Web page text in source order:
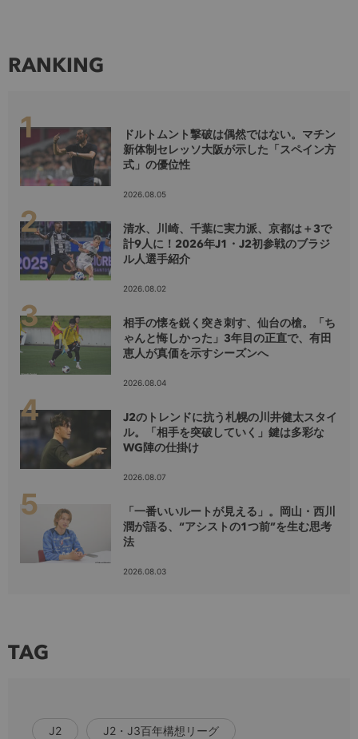
RANKING
ドルトムント撃破は偶然ではない。マチン
新体制セレッソ大阪が示した「スペイン方
式」の優位性
2026.08.05
清水、川崎、千葉に実力派、京都は＋3で
計9人に！2026年J1・J2初参戦のブラジ
ル人選手紹介
2026.08.02
相手の懐を鋭く突き刺す、仙台の槍。「ち
ゃんと悔しかった」3年目の正直で、有田
恵人が真価を示すシーズンへ
2026.08.04
J2のトレンドに抗う札幌の川井健太スタイ
ル。「相手を突破していく」鍵は多彩な
WG陣の仕掛け
2026.08.07
「一番いいルートが見える」。岡山・西川
潤が語る、“アシストの1つ前”を生む思考
法
2026.08.03
TAG
J2 J2・J3百年構想リーグ